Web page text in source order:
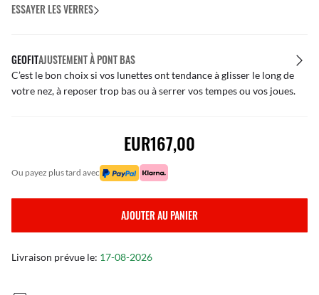
ESSAYER LES VERRES
GEOFITAJUSTEMENT À PONT BAS
C’est le bon choix si vos lunettes ont tendance à glisser le long de
votre nez, à reposer trop bas ou à serrer vos tempes ou vos joues.
EUR167,00
ou payez plus tard avec
AJOUTER AU PANIER
Livraison prévue le: 17-08-2026